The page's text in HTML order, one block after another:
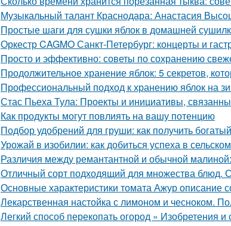
Музыкальный талант Краснодара: Анастасия
Простые шаги для сушки яблок в домашней
Оркестр CAGMO Санкт-Петербург: концерты и
Просто и эффективно: советы по сохранению
Продолжительное хранение яблок: 5 секретов,
Профессиональный подход к хранению яблок на
Стас Пьеха Тула: Проекты и инициативы,
Как продукты могут повлиять на вашу потенцию
Подбор удобрений для груши: как получить
Урожай в изобилии: как добиться успеха в
Различия между ремантантной и обычной малиной:
Отличный сорт подходящий для множества блюд.
Основные характеристики томата Ажур описание
Лекарственная настойка с лимоном и чесноком.
Легкий способ перекопать огород » Изобретения